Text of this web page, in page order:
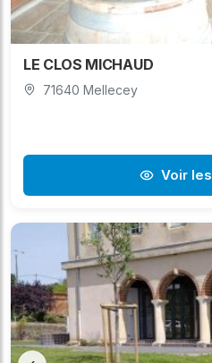
LE CLOS MICHAUD
71640 Mellecey
Voir